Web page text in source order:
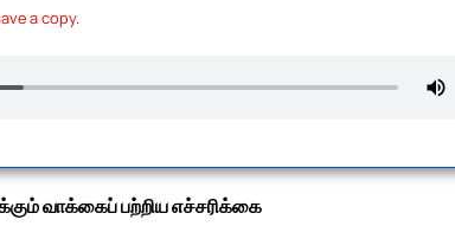
a copy.
வாக்கைப் பற்றிய எச்சரிக்கை